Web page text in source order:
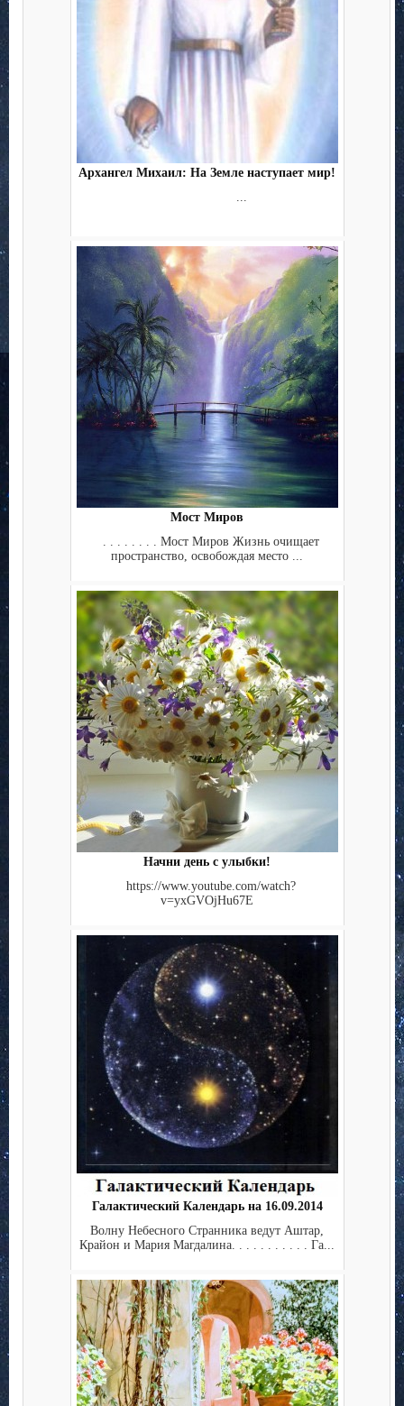
Архангел Михаил: На Земле наступает мир!
Мост Миров
. . . . . . . . Мост Миров Жизнь очищает
пространство, освобождая место ...
Начни день с улыбки!
https://www.youtube.com/watch?
v=yxGVOjHu67E
Галактический Календарь на 16.09.2014
Волну Небесного Странника ведут Аштар,
Крайон и Мария Магдалина. . . . . . . . . . . Га...